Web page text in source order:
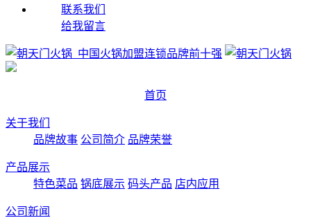
联系我们
给我留言
首页
关于我们
品牌故事 公司简介 品牌荣誉
产品展示
特色菜品 锅底展示 码头产品 店内应用
公司新闻